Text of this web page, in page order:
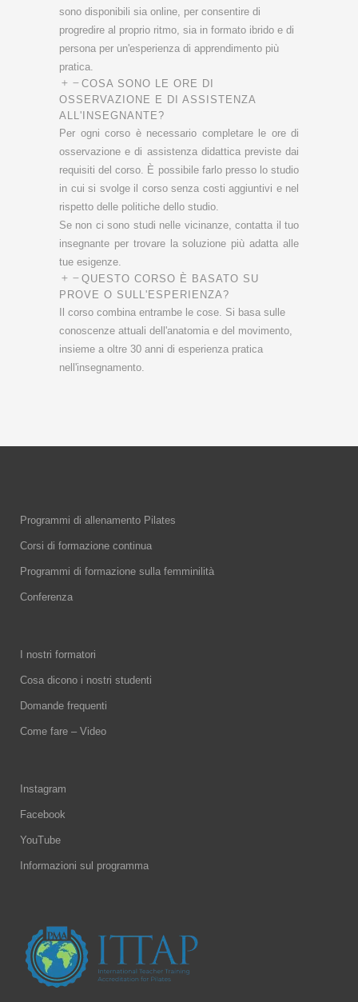
sono disponibili sia online, per consentire di
progredire al proprio ritmo, sia in formato ibrido e di
persona per un'esperienza di apprendimento più
pratica.
COSA SONO LE ORE DI
OSSERVAZIONE E DI ASSISTENZA
ALL'INSEGNANTE?
Per ogni corso è necessario completare le ore di
osservazione e di assistenza didattica previste dai
requisiti del corso. È possibile farlo presso lo studio
in cui si svolge il corso senza costi aggiuntivi e nel
rispetto delle politiche dello studio.
Se non ci sono studi nelle vicinanze, contatta il tuo
insegnante per trovare la soluzione più adatta alle
tue esigenze.
QUESTO CORSO È BASATO SU
PROVE O SULL'ESPERIENZA?
Il corso combina entrambe le cose. Si basa sulle
conoscenze attuali dell'anatomia e del movimento,
insieme a oltre 30 anni di esperienza pratica
nell'insegnamento.
Programmi di allenamento Pilates
Corsi di formazione continua
Programmi di formazione sulla femminilità
Conferenza
I nostri formatori
Cosa dicono i nostri studenti
Domande frequenti
Come fare – Video
Instagram
Facebook
YouTube
Informazioni sul programma